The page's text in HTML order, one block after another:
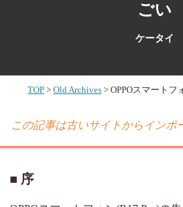
ごい
ケータイ
TOP Old Archives OPPOスマートフ
この記事は古いサイトからインポ
序